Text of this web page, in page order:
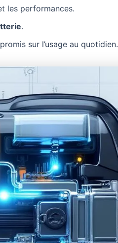
les performances.
.
sur l’usage au quotidien.